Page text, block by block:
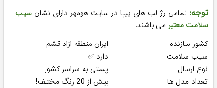
توجه: تمامی رژ لب های پیپا در سایت هومهر دارای نشان سیب
سلامت معتبر می باشند.
کشور سازنده
ایران منطقه ازاد قشم
سیب سلامت
دارد ✅
نوع ارسال
پستی به سراسر کشور
تعداد مدل ها
بیش از 20 رنگ مختلف!